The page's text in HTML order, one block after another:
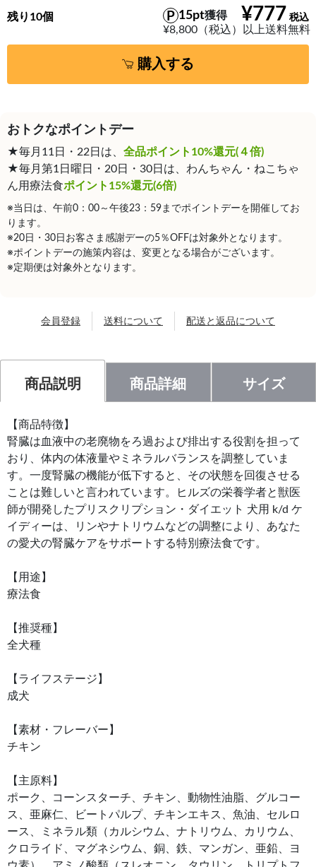
¥777
15pt獲得
¥8,800（税込）以上送料無料
残り10個
購入する
おトクなポイントデー
★毎月11日・22日は、 全品ポイント10%還元(４倍)
★毎月第1日曜日・20日・30日は、わんちゃん・ねこちゃ
ん用療法食ポイント15%還元(6倍)
※当日は、午前0：00～午後23：59までポイントデーを開催してお
ります。
※20日・30日お客さま感謝デーの5％OFFは対象外となります。
※ポイントデーの施策内容は、変更となる場合がございます。
※定期便は対象外となります。
会員登録 送料について 配送と返品について
商品説明 商品詳細 サイズ
【商品特徴】
腎臓は血液中の老廃物をろ過および排出する役割を担って
おり、体内の体液量やミネラルバランスを調整していま
す。一度腎臓の機能が低下すると、その状態を回復させる
ことは難しいと言われています。ヒルズの栄養学者と獣医
師が開発したプリスクリプション・ダイエット 犬用 k/d ケ
イディーは、リンやナトリウムなどの調整により、あなた
の愛犬の腎臓ケアをサポートする特別療法食です。
【用途】
療法食
【推奨種】
全犬種
【ライフステージ】
成犬
【素材・フレーバー】
チキン
【主原料】
ポーク、コーンスターチ、チキン、動物性油脂、グルコー
ス、亜麻仁、ビートパルプ、チキンエキス、魚油、セルロ
ース、ミネラル類（カルシウム、ナトリウム、カリウム、
クロライド、マグネシウム、銅、鉄、マンガン、亜鉛、ヨ